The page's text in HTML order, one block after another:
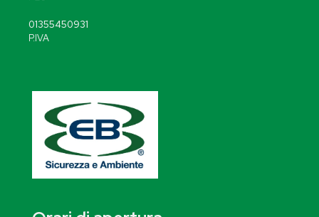
01355450931
P.IVA